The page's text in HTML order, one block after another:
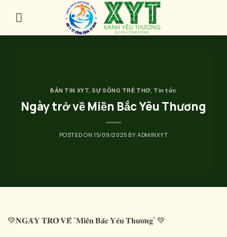
BẢN TIN XYT, SỰ SỐNG TRẺ THƠ, Tin tức
Ngày trở về Miền Bắc Yêu Thương
POSTED ON15/09/2025 BY ADMINXYT
💚𝐍𝐆𝐀̀𝐘 𝐓𝐑𝐎̛̉ 𝐕𝐄̂̀ “𝐌𝐢𝐞̂̀𝐧 𝐁𝐚̆́𝐜 𝐘𝐞̂𝐮 𝐓𝐡𝐮̛𝐨̛𝐧𝐠” 💚